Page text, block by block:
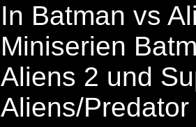
In Batman vs
Miniserien
Aliens 2 und
Aliens/